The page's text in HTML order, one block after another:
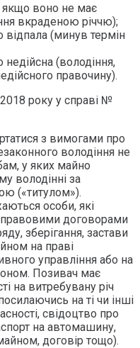
якщо воно не має
вкраденою річчю);
відпала (минув термін
недійсна (володіння,
правочину).
року у справі №
з вимогами про
володіння не
у яких майно
володінні за
(«титулом»).
особи, які
договорами
зберігання, застави
на праві
управління або на
Позивач має
на витребувану річ
на ті чи інші
свідоцтво про
на автомашину,
договір тощо).